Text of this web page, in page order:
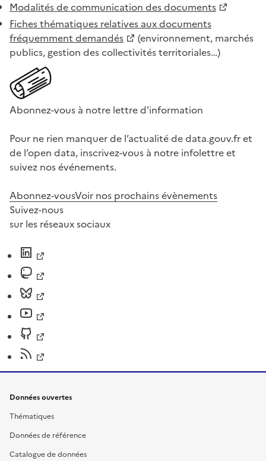
Modalités de communication des documents
Fiches thématiques relatives aux documents
fréquemment demandés
(environnement, marchés
publics, gestion des collectivités territoriales…)
Abonnez-vous à notre lettre d'information
Pour ne rien manquer de l’actualité de data.gouv.fr et
de l’open data, inscrivez-vous à notre infolettre et
suivez nos événements.
Abonnez-vousVoir nos prochains évènements
Suivez-nous
sur les réseaux sociaux
Données ouvertes
Thématiques
Données de référence
Catalogue de données